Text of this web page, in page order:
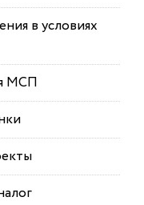
в условиях
МСП